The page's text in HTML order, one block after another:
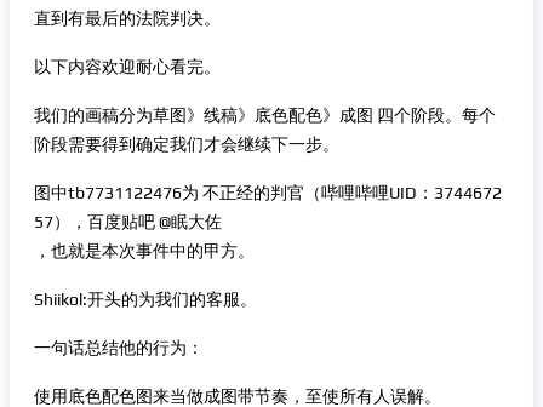
直到有最后的法院判决。
以下内容欢迎耐心看完。
我们的画稿分为草图》线稿》底色配色》成图 四个阶段。每个
阶段需要得到确定我们才会继续下一步。
图中tb7731122476为 不正经的判官（哔哩哔哩UID：3744672
57），百度贴吧 @眠大佐
，也就是本次事件中的甲方。
Shiikol:开头的为我们的客服。
一句话总结他的行为：
使用底色配色图来当做成图带节奏，至使所有人误解。